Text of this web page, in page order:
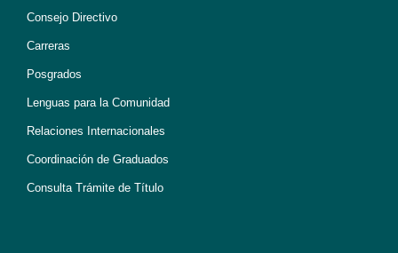
Consejo Directivo
Carreras
Posgrados
Lenguas para la Comunidad
Relaciones Internacionales
Coordinación de Graduados
Consulta Trámite de Título